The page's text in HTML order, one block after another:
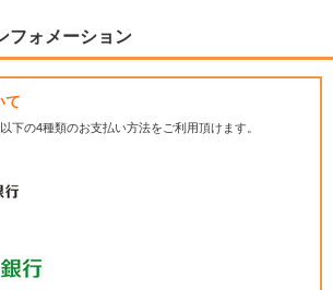
フォメーション
て
以下の4種類のお支払い方法をご利用頂けます。